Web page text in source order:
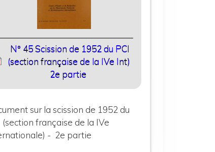
N° 45 Scission de 1952 du PCI
(section française de la IVe Int)
2e partie
sur la scission de 1952 du
(section française de la IVe
- 2e partie